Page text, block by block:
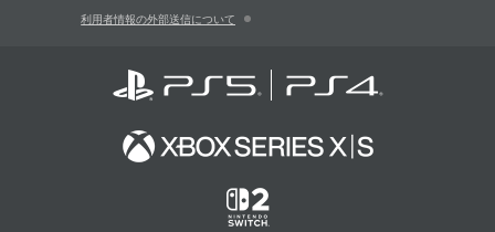
利用者情報の外部送信について